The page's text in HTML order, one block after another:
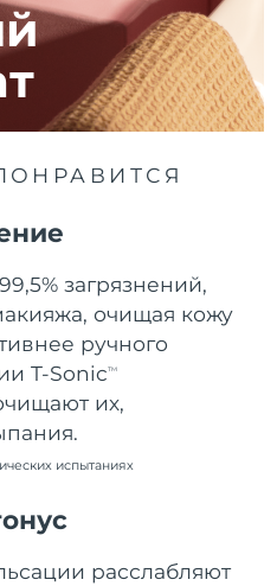
загрязнений,
очищая кожу
ручного
T-SonicTM
их,
испытаниях
расслабляют
Ожидаемая дата доставки
8/12/26
Ожидаемая дата доставки
8/13/26
Ожидаемая дата доставки
Ожидаемая дата доставки
8/9/26